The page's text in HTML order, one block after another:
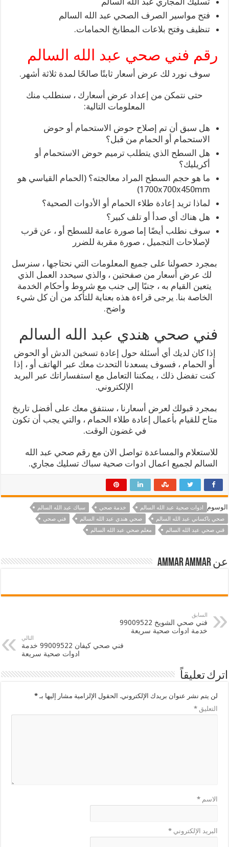
فتح مواسير الصرف الصحي عبد الله السالم
تنظيف وفتح بلاعات المطابخ الحمامات.
رقم فني صحي عبد الله السالم
سوف نورد لك عرض أسعار ثابتًا صالحًا لمدة ثلاثة أشهر.
حتى نتمكن من إعداد عرض أسعارك ، سنطلب منك
المعلومات التالية:
هل سبق أن تم إصلاح حوض الاستحمام أو حوض
الاستحمام أو الحمام من قبل؟
هل السطح الذي يتطلب ترميم حوض الاستحمام أو
أكريليك؟
ما هو حجم السطح المراد معالجته؟ (الحمام القياسي هو
1700x700x450mm)
لماذا تريد إعادة طلاء الحمام أو الأدوات الصحية؟
هل هناك أي صدأ أو تلف كبير؟
سوف نطلب أيضًا إما صورة عامة للسطح أو ، عن قرب
لإصلاحات التجميل ، صورة مقربة للضرر
بمجرد حصولنا على جميع المعلومات التي نحتاجها ، سنرسل
لك عرض أسعار من صفحتين ، والذي سيحدد العمل الذي
يتعين القيام به ، جنبًا إلى جنب مع شروط وأحكام الخدمة
الخاصة بنا. يرجى قراءة هذه بعناية للتأكد من أن كل شيء
واضح.
فني صحي هندي عبد الله السالم
إذا كان لديك أي أسئلة حول إعادة تسخين الدش أو الحوض
أو الحمام ، فسوف يسعدنا التحدث معك عبر الهاتف أو ، إذا
كنت تفضل ذلك ، يمكننا التعامل مع استفساراتك عبر البريد
الإلكتروني.
بمجرد قبولك لعرض أسعارنا ، سنتفق معك على أفضل تاريخ
متاح للقيام بأعمال إعادة طلاء الحمام ، والتي يجب أن تكون
في غضون الوقت.
للاستعلام والمساعدة تواصل الان مع رقم صحي عبد الله
السالم لجميع اعمال ادوات صحية سباك تسليك مجاري.
الوسوم ادوات صحية عبد الله السالم خدمة صحي
سباك عبد الله السالم
صحي باكساني عبد الله السالم
صحي هندي عبد الله السالم
فني صحي
قني صحي عبد الله السالم
معلم صحي عبد الله السالم
عن ammar ammar
السابق
فني صحي الشويخ 99009522
خدمة ادوات صحية سريعة
التالي
فني صحي كيفان 99009522 خدمة
ادوات صحية سريعة
اترك تعليقاً
لن يتم نشر عنوان بريدك الإلكتروني. الحقول الإلزامية مشار إليها بـ*
التعليق*
الاسم*
البريد الإلكتروني*